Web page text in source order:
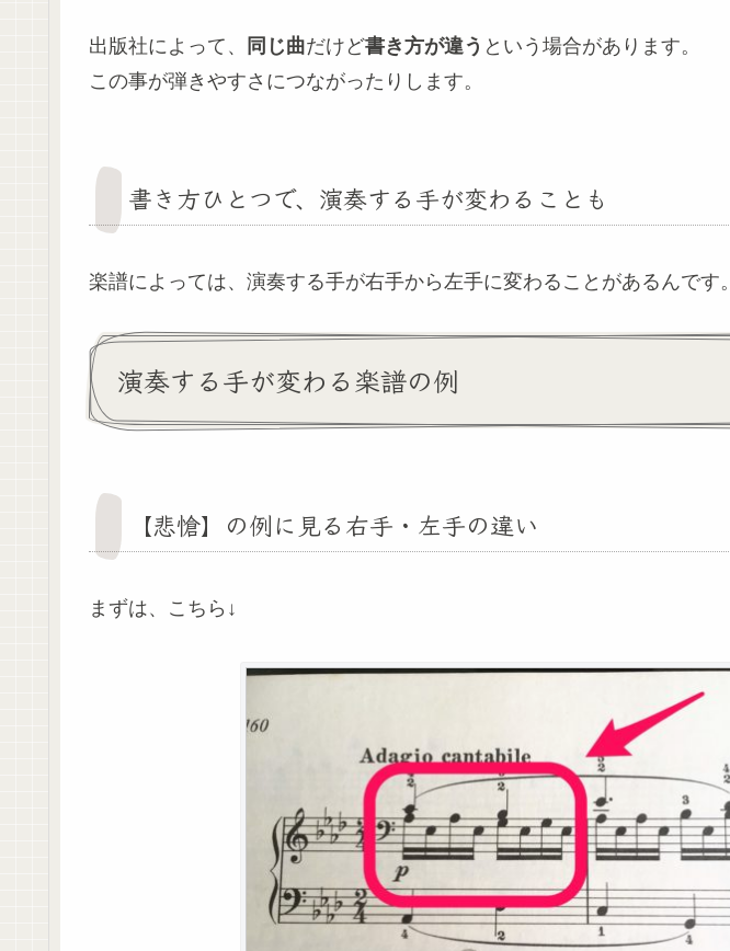
出版社によって、 同じ曲だけど書き方が違う という場合があります。
この事が弾きやすさにつながったりします。
書き方ひとつで、演奏する手が変わることも
楽譜によっては、演奏する手が右手から左手に変わることがあるんです。
演奏する手が変わる楽譜の例
【悲愴】の例に見る右手・左手の違い
まずは、こちら↓